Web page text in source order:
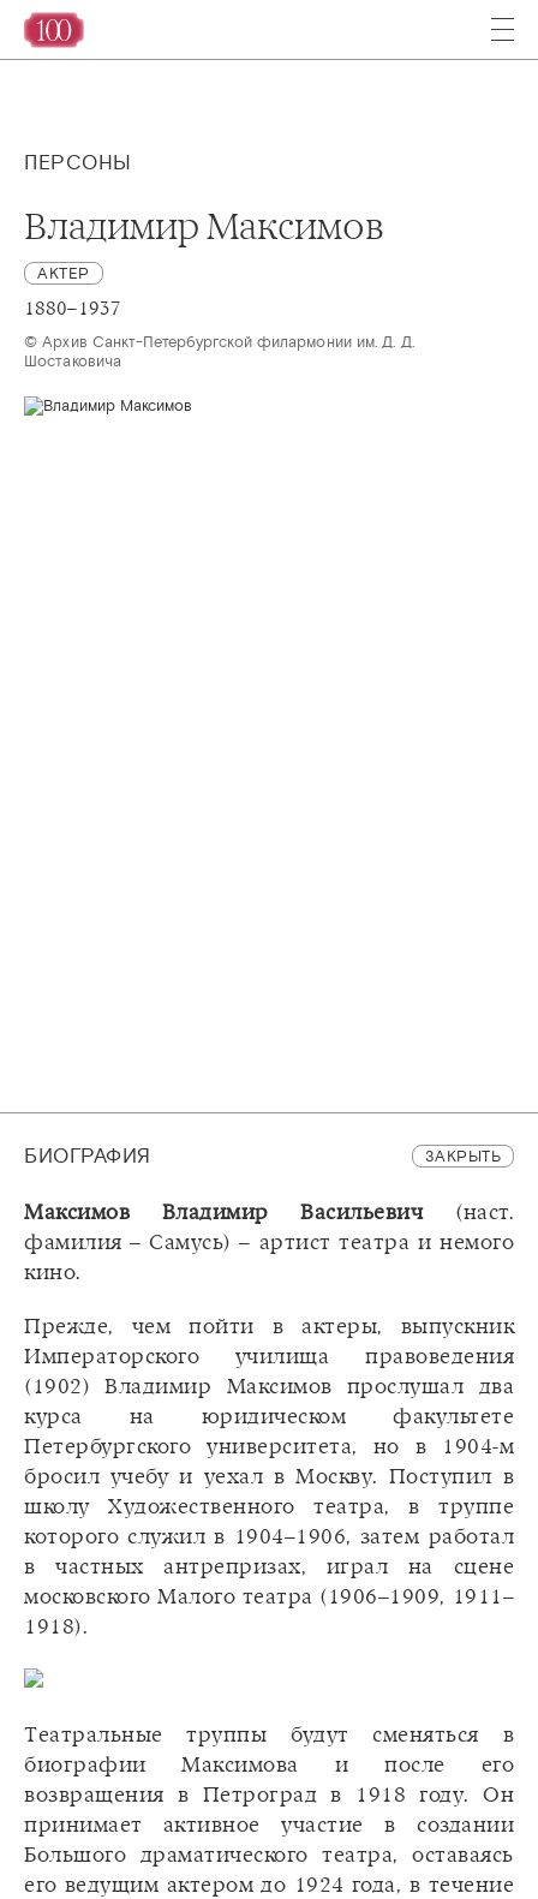
ПЕРСОНЫ
Владимир Максимов
АКТЕР
1880–1937
© Архив Санкт-Петербургской филармонии им. Д. Д.
Шостаковича
БИОГРАФИЯ ЗАКРЫТЬ
Максимов Владимир Васильевич(наст.
фамилия – Самусь) – артист театра и немого
кино.
Прежде, чем пойти в актеры, выпускник
Императорского училища правоведения
(1902) Владимир Максимов прослушал два
курса на юридическом факультете
Петербургского университета, но в 1904-м
бросил учебу и уехал в Москву. Поступил в
школу Художественного театра, в труппе
которого служил в 1904–1906, затем работал
в частных антрепризах, играл на сцене
московского Малого театра (1906–1909, 1911–
1918).
Театральные труппы будут сменяться в
биографии Максимова и после его
возвращения в Петроград в 1918 году. Он
принимает активное участие в создании
Большого драматического театра, оставаясь
его ведущим актером до 1924 года, в течение